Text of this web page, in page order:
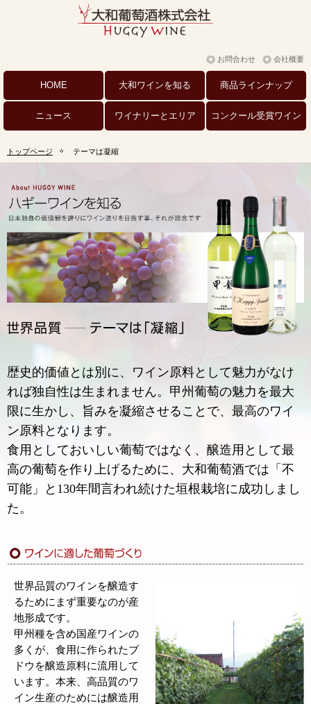
会社概要
お問合わせ
HOME 大和ワインを知る 商品ラインナップ
ニュース ワイナリーと エリア コンクール受賞ワイン
トップページ テーマは凝縮
歴史的価値とは別に、ワイン原料として魅力がなけ
れば独自性は生まれません。甲州葡萄の魅力を最大
限に生かし、旨みを凝縮させることで、最高のワイ
ン原料となります。
食用としておいしい葡萄ではなく、醸造用として最
高の葡萄を作り上げるために、大和葡萄酒では「不
可能」と130年間言われ続けた垣根栽培に成功しまし
た。
世界品質のワインを醸造す
るためにまず重要なのが産
地形成です。
甲州種を含め国産ワインの
多くが、食用に作られたブ
ドウを醸造原料に流用して
います。本来、高品質のワ
イン生産のためには醸造用